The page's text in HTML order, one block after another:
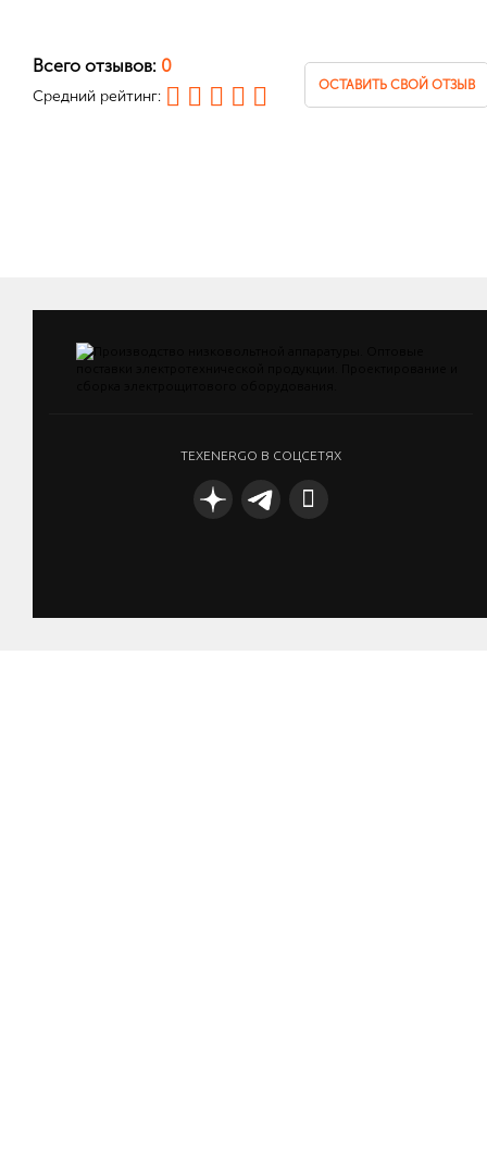
Всего отзывов: 0
Средний рейтинг:
ОСТАВИТЬ СВОЙ ОТЗЫВ
TEXENERGO В СОЦСЕТЯХ